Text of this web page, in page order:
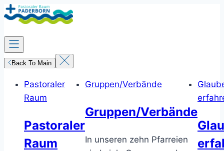
Zum
Inhalt
springen
Back To Main
Pastoraler
Raum
Pastoraler
Raum
Gruppen/Verbände
Gruppen/Verbände
In unseren zehn Pfarreien